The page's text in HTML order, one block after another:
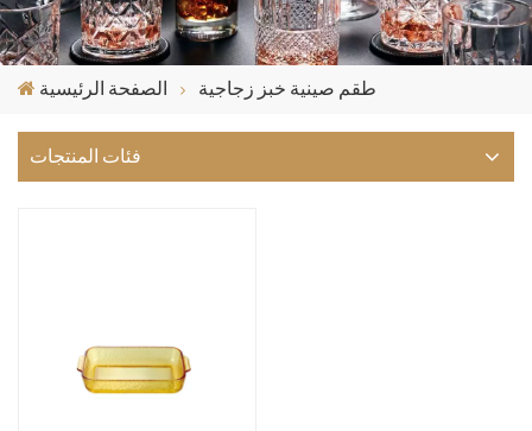
الصفحة الرئيسية طقم صينية خبز زجاجية
فئات المنتجات